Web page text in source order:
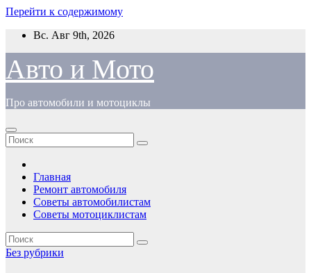
Перейти к содержимому
Вс. Авг 9th, 2026
Авто и Мото
Про автомобили и мотоциклы
Главная
Ремонт автомобиля
Советы автомобилистам
Советы мотоциклистам
Без рубрики